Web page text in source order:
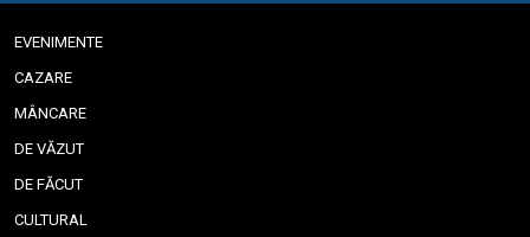
EVENIMENTE
CAZARE
MÂNCARE
DE VĂZUT
DE FĂCUT
CULTURAL